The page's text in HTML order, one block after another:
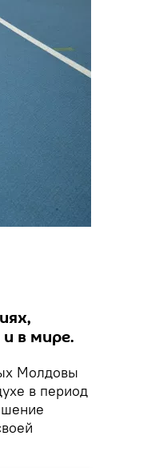
в мире.
Молдовы
в период